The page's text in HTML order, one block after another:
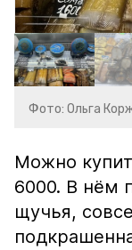
Фото: Ольга
Можно
6000. В нём
щучья,